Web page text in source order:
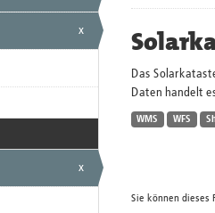
x
x
Das
Daten handelt
WMS WFS
Sie können dieses